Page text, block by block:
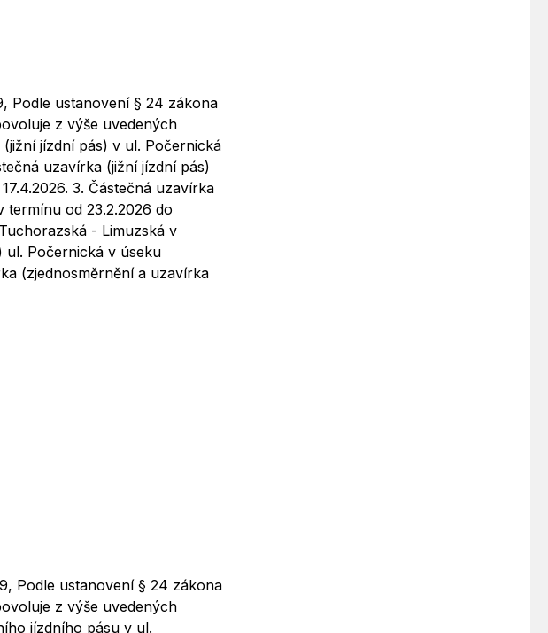
Podle ustanovení § 24 zákona
z výše uvedených
jízdní pás) v ul. Počernická
uzavírka (jižní jízdní pás)
3. Částečná uzavírka
termínu od 23.2.2026 do
- Limuzská v
ul. Počernická v úseku
(zjednosměrnění a uzavírka
Podle ustanovení § 24 zákona
z výše uvedených
jízdního pásu v ul.